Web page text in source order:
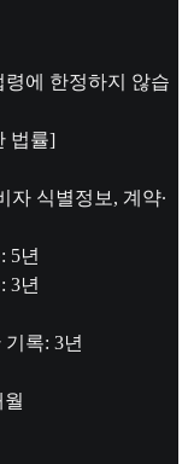
에 한정하지 않습
법률]
자 식별정보, 계약∙
5년
3년
록: 3년